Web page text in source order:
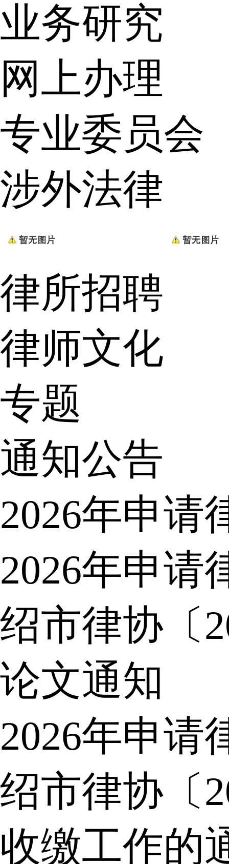
业务研究
网上办理
专业委员会
涉外法律
律所招聘
律师文化
专题
通知公告
2026年申请
2026年申请
绍市律协〔
论文通知
2026年申请
绍市律协〔
收缴工作的